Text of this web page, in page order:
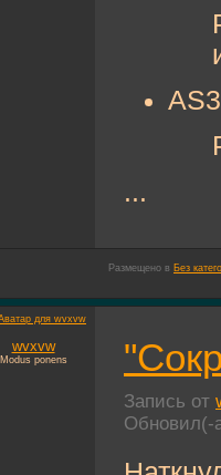
...
Размещено в Без
wvxvw
Modus ponens
Запись от